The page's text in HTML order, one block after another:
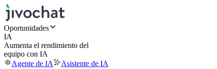
Oportunidades
IA
Aumenta el rendimiento del
equipo con IA
Agente de IA
Asistente de IA